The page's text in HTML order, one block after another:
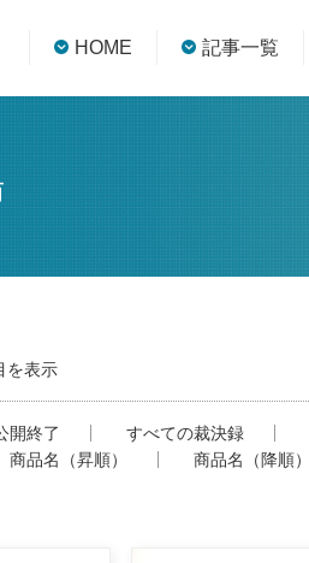
HOME 記事一覧
表示
開終了
すべての裁決録
商品名（昇順） 商品名（降順）